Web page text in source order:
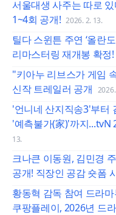
서울대생 사주는 따로 있
1~4회 공개! 2026. 2. 13.
틸다 스윈튼 주연 ‘올란
리마스터링 재개봉 확정!
"키아누 리브스가 게임
신작 트레일러 공개
'언니네 산지직송3'부터
'예측불가(家)'까지...tvN
13.
크나큰 이동원, 김민경
공개! 직장인 공감 숏폼
황동혁 감독 참여 드라
쿠팡플레이, 2026년 드